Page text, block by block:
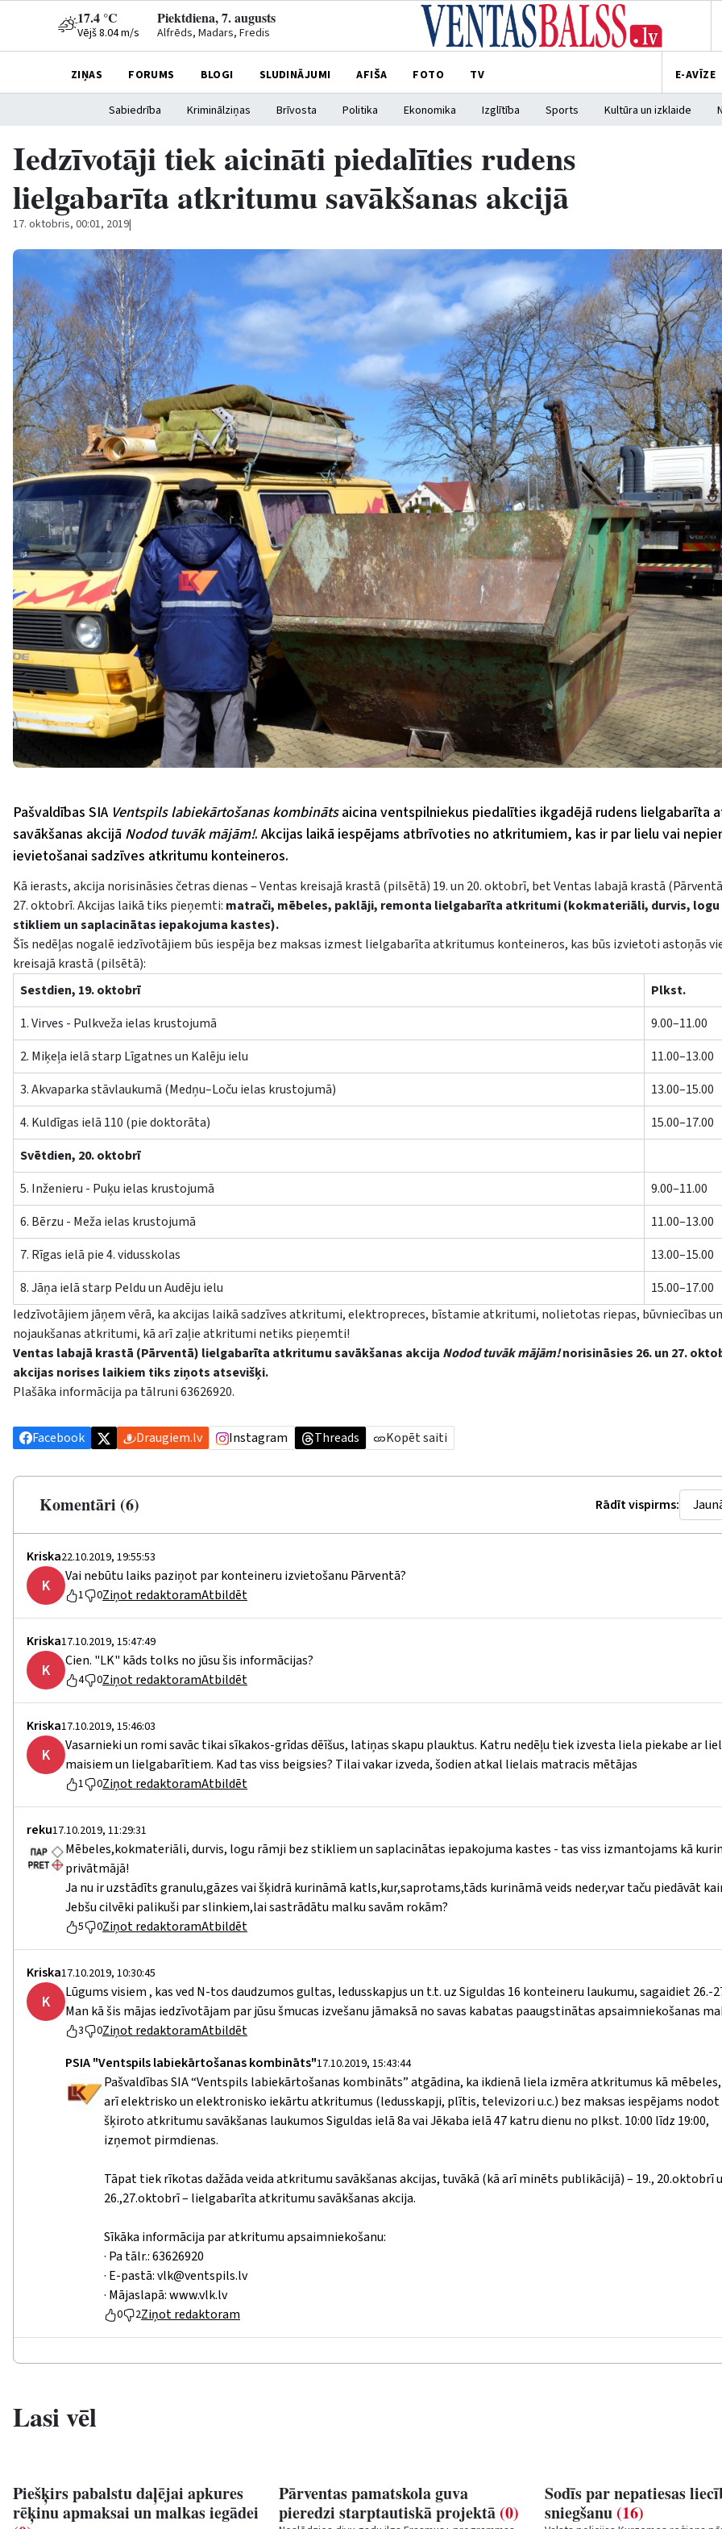
17.4 °C
Vējš 8.04 m/s
Piektdiena, 7. augusts
Alfrēds, Madars, Fredis
ZIŅAS FORUMS BLOGI SLUDINĀJUMI AFIŠA FOTO TV E-AVĪZE
Sabiedrība Kriminālziņas Brīvosta Politika Ekonomika Izglītība Sports Kultūra un izklaide
Iedzīvotāji tiek aicināti piedalīties rudens
lielgabarīta atkritumu savākšanas akcijā
17. oktobris, 00:01, 2019|
Pašvaldības SIA Ventspils labiekārtošanas kombinātsaicina ventspilniekus piedalīties ikgadējā rudens lielgabarīta
savākšanas akcijā Nodod tuvāk mājām!. Akcijas laikā iespējams atbrīvoties no atkritumiem, kas ir par lielu vai
ievietošanai sadzīves atkritumu konteineros.
Kā ierasts, akcija norisināsies četras dienas – Ventas kreisajā krastā (pilsētā) 19. un 20. oktobrī, bet Ventas labajā krastā
27. oktobrī. Akcijas laikā tiks pieņemti: matrači, mēbeles, paklāji, remonta lielgabarīta atkritumi (kokmateriāli, durvis, logu
stikliem un saplacinātas iepakojuma kastes).
Šīs nedēļas nogalē iedzīvotājiem būs iespēja bez maksas izmest lielgabarīta atkritumus konteineros, kas būs izvietoti astoņās
kreisajā krastā (pilsētā):
Sestdien, 19. oktobrī
Plkst.
1. Virves - Pulkveža ielas krustojumā
9.00–11.00
2. Miķeļa ielā starp Līgatnes un Kalēju ielu
11.00–13.00
3. Akvaparka stāvlaukumā (Medņu–Loču ielas krustojumā)
13.00–15.00
4. Kuldīgas ielā 110 (pie doktorāta)
15.00–17.00
Svētdien, 20. oktobrī
5. Inženieru - Puķu ielas krustojumā
9.00–11.00
6. Bērzu - Meža ielas krustojumā
11.00–13.00
7. Rīgas ielā pie 4. vidusskolas
13.00–15.00
8. Jāņa ielā starp Peldu un Audēju ielu
15.00–17.00
Iedzīvotājiem jāņem vērā, ka akcijas laikā sadzīves atkritumi, elektropreces, bīstamie atkritumi, nolietotas riepas, būvniecības
nojaukšanas atkritumi, kā arī zaļie atkritumi netiks pieņemti!
Ventas labajā krastā (Pārventā) lielgabarīta atkritumu savākšanas akcija Nodod tuvāk mājām!norisināsies 26. un 27.
akcijas norises laikiem tiks ziņots atsevišķi.
Plašāka informācija pa tālruni 63626920.
Facebook Draugiem.lv Instagram Threads Kopēt saiti
Komentāri (6) Rādīt vispirms:
Kriska22.10.2019, 19:55:53
K Vai nebūtu laiks paziņot par konteineru izvietošanu Pārventā?
1 0Ziņot redaktoramAtbildēt
Kriska17.10.2019, 15:47:49
K Cien. "LK" kāds tolks no jūsu šis informācijas?
4 0Ziņot redaktoramAtbildēt
Kriska17.10.2019, 15:46:03
K
Vasarnieki un romi savāc tikai sīkakos-grīdas dēīšus, latiņas skapu plauktus. Katru nedēļu tiek izvesta liela piekabe ar
maisiem un lielgabarītiem. Kad tas viss beigsies? Tilai vakar izveda, šodien atkal lielais matracis mētājas
1 0Ziņot redaktoramAtbildēt
reku17.10.2019, 11:29:31
Mēbeles,kokmateriāli, durvis, logu rāmji bez stikliem un saplacinātas iepakojuma kastes - tas viss izmantojams kā
privātmājā!
Ja nu ir uzstādīts granulu,gāzes vai šķidrā kurināmā katls,kur,saprotams,tāds kurināmā veids neder,var taču piedāvāt
Jebšu cilvēki palikuši par slinkiem,lai sastrādātu malku savām rokām?
5 0Ziņot redaktoramAtbildēt
Kriska17.10.2019, 10:30:45
K
Lūgums visiem , kas ved N-tos daudzumos gultas, ledusskapjus un t.t. uz Siguldas 16 konteineru laukumu, sagaidiet 26.-
Man kā šis mājas iedzīvotājam par jūsu šmucas izvešanu jāmaksā no savas kabatas paaugstinātas apsaimniekošanas
3 0Ziņot redaktoramAtbildēt
PSIA "Ventspils labiekārtošanas kombināts"17.10.2019, 15:43:44
Pašvaldības SIA “Ventspils labiekārtošanas kombināts” atgādina, ka ikdienā liela izmēra atkritumus kā
arī elektrisko un elektronisko iekārtu atkritumus (ledusskapji, plītis, televizori u.c.) bez maksas iespējams nodot
šķiroto atkritumu savākšanas laukumos Siguldas ielā 8a vai Jēkaba ielā 47 katru dienu no plkst. 10:00 līdz 19:00,
izņemot pirmdienas.
Tāpat tiek rīkotas dažāda veida atkritumu savākšanas akcijas, tuvākā (kā arī minēts publikācijā) – 19., 20.oktobrī
26.,27.oktobrī – lielgabarīta atkritumu savākšanas akcija.
Sīkāka informācija par atkritumu apsaimniekošanu:
· Pa tālr.: 63626920
· E-pastā:vlk@ventspils.lv
· Mājaslapā: www.vlk.lv
0 2Ziņot redaktoram
Lasi vēl
Piešķirs pabalstu daļējai apkures
rēķinu apmaksai un malkas iegādei
Pārventas pamatskola guva
pieredzi starptautiskā projektā (0)
Sodīs par nepatiesas
sniegšanu (16)